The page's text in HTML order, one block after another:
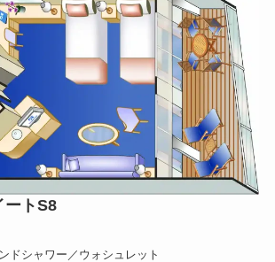
ートS8
ドシャワー／ウォシュレット